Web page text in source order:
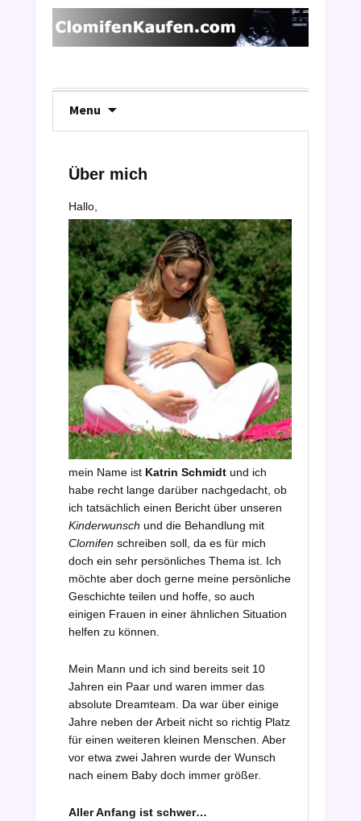
Menu
Über mich
Hallo,
mein Name ist Katrin Schmidtund ich
habe recht lange darüber nachgedacht, ob
ich tatsächlich einen Bericht über unseren
Kinderwunsch und die Behandlung mit
Clomifenschreiben soll, da es für mich
doch ein sehr persönliches Thema ist. Ich
möchte aber doch gerne meine persönliche
Geschichte teilen und hoffe, so auch
einigen Frauen in einer ähnlichen Situation
helfen zu können.
Mein Mann und ich sind bereits seit 10
Jahren ein Paar und waren immer das
absolute Dreamteam. Da war über einige
Jahre neben der Arbeit nicht so richtig Platz
für einen weiteren kleinen Menschen. Aber
vor etwa zwei Jahren wurde der Wunsch
nach einem Baby doch immer größer.
Aller Anfang ist schwer…